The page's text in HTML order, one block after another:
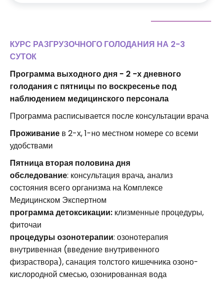
КУРС РАЗГРУЗОЧНОГО ГОЛОДАНИЯ НА 2-3
СУТОК
Программа выходного дня - 2 -х дневного
голодания с пятницы по воскресенье под
наблюдением медицинского персонала
Программа расписывается после консультации врача
Проживание в 2-х, 1-но местном номере со всеми
удобствами
Пятница вторая половина дня
обследование: консультация врача, анализ
состояния всего организма на Комплексе
Медицинском Экспертном
программа детоксикации: клизменные процедуры,
фиточаи
процедуры озонотерапии: озонотерапия
внутривенная (введение внутривенного
физраствора), санация толстого кишечника озоно-
кислородной смесью, озонированная вода